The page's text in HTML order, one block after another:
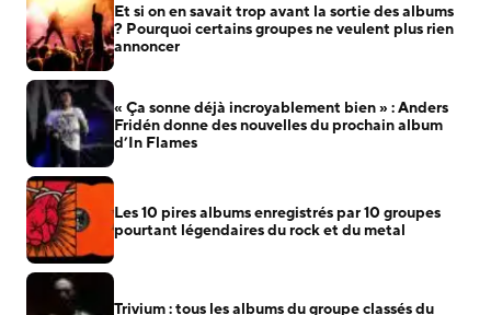
Et si on en savait trop avant la sortie des albums
? Pourquoi certains groupes ne veulent plus rien
annoncer
« Ça sonne déjà incroyablement bien » : Anders
Fridén donne des nouvelles du prochain album
d’In Flames
Les 10 pires albums enregistrés par 10 groupes
pourtant légendaires du rock et du metal
Trivium : tous les albums du groupe classés du